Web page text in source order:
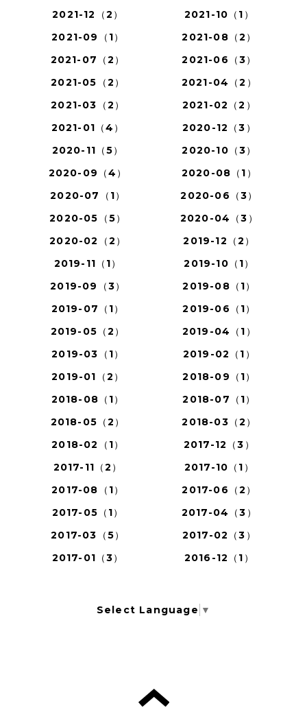
2021-12（2）
2021-10（1）
2021-09（1）
2021-08（2）
2021-07（2）
2021-06（3）
2021-05（2）
2021-04（2）
2021-03（2）
2021-02（2）
2021-01（4）
2020-12（3）
2020-11（5）
2020-10（3）
2020-09（4）
2020-08（1）
2020-07（1）
2020-06（3）
2020-05（5）
2020-04（3）
2020-02（2）
2019-12（2）
2019-11（1）
2019-10（1）
2019-09（3）
2019-08（1）
2019-07（1）
2019-06（1）
2019-05（2）
2019-04（1）
2019-03（1）
2019-02（1）
2019-01（2）
2018-09（1）
2018-08（1）
2018-07（1）
2018-05（2）
2018-03（2）
2018-02（1）
2017-12（3）
2017-11（2）
2017-10（1）
2017-08（1）
2017-06（2）
2017-05（1）
2017-04（3）
2017-03（5）
2017-02（3）
2017-01（3）
2016-12（1）
Select Language ▼